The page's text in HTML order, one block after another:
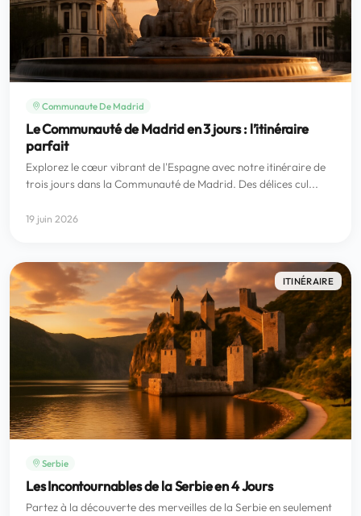
Communaute De Madrid
Le Communauté de Madrid en 3 jours : l’itinéraire
parfait
Explorez le cœur vibrant de l'Espagne avec notre itinéraire de
trois jours dans la Communauté de Madrid. Des délices cul...
19 juin 2026
ITINÉRAIRE
Serbie
Les Incontournables de la Serbie en 4 Jours
Partez à la découverte des merveilles de la Serbie en seulement